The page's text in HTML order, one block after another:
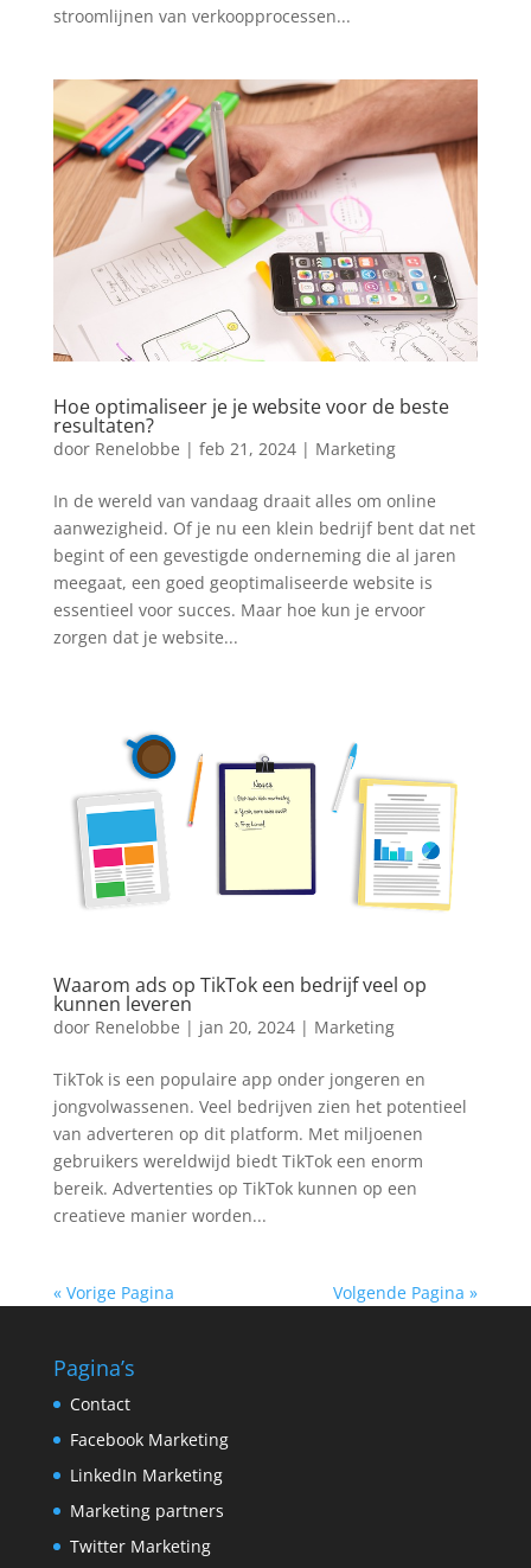
stroomlijnen van verkoopprocessen...
Hoe optimaliseer je je website voor de beste
resultaten?
door Renelobbe | feb 21, 2024| Marketing
In de wereld van vandaag draait alles om online
aanwezigheid. Of je nu een klein bedrijf bent dat net
begint of een gevestigde onderneming die al jaren
meegaat, een goed geoptimaliseerde website is
essentieel voor succes. Maar hoe kun je ervoor
zorgen dat je website...
Waarom ads op TikTok een bedrijf veel op
kunnen leveren
door Renelobbe | jan 20, 2024| Marketing
TikTok is een populaire app onder jongeren en
jongvolwassenen. Veel bedrijven zien het potentieel
van adverteren op dit platform. Met miljoenen
gebruikers wereldwijd biedt TikTok een enorm
bereik. Advertenties op TikTok kunnen op een
creatieve manier worden...
« Vorige Pagina Volgende Pagina »
Pagina’s
Contact
Facebook Marketing
LinkedIn Marketing
Marketing partners
Twitter Marketing